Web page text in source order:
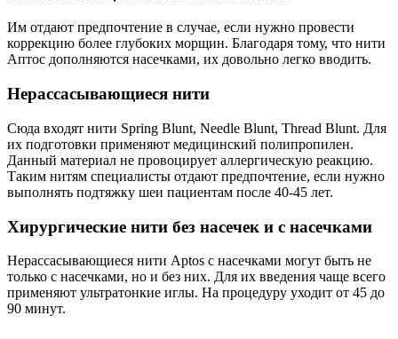
Им отдают предпочтение в случае, если нужно провести
коррекцию более глубоких морщин. Благодаря тому, что нити
Аптос дополняются насечками, их довольно легко вводить.
Нерассасывающиеся нити
Сюда входят нити Spring Blunt, Needle Blunt, Thread Blunt. Для
их подготовки применяют медицинский полипропилен.
Данный материал не провоцирует аллергическую реакцию.
Таким нитям специалисты отдают предпочтение, если нужно
выполнять подтяжку шеи пациентам после 40-45 лет.
Хирургические нити без насечек и с насечками
Нерассасывающиеся нити Aptos с насечками могут быть не
только с насечками, но и без них. Для их введения чаще всего
применяют ультратонкие иглы. На процедуру уходит от 45 до
90 минут.